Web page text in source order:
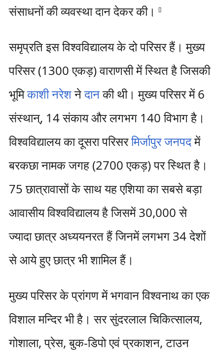
संसाधनों की व्यवस्था दान देकर की।
[]
समृप्रति इस विश्वविद्यालय के दो परिसर हैं। मुख्य
परिसर (1300 एकड़) वाराणसी में स्थित है जिसकी
भूमिकाशी नरेशनेदानकी थी। मुख्य परिसर में 6
संस्थान्, 14 संकाय और लगभग 140 विभाग है।
विश्वविद्यालय का दूसरा परिसरमिर्जापुर जनपदमें
बरकछा नामक जगह (2700 एकड़) पर स्थित है।
75 छात्रावासों के साथ यह एशिया का सबसे बड़ा
आवासीय विश्वविद्यालय है जिसमें 30,000 से
ज्यादा छात्र अध्ययनरत हैं जिनमें लगभग 34 देशों
से आये हुए छात्र भी शामिल हैं।
मुख्य परिसर के प्रांगण में भगवान विश्वनाथ का एक
विशाल मन्दिर भी है। सर सुंदरलाल चिकित्सालय,
गोशाला, प्रेस, बुक-डिपो एवं प्रकाशन, टाउन